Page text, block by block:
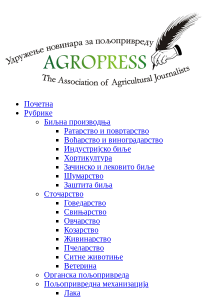
Почетна
Рубрике
Биљна производња
Ратарство и повртарство
Воћарство и виноградарство
Индустријско биље
Хортикултура
Зачинско и лековито биље
Шумарство
Заштита биља
Сточарство
Говедарство
Свињарство
Овчарство
Козарство
Живинарство
Пчеларство
Ситне животиње
Ветерина
Органска пољопривреда
Пољопривредна механизација
Лака